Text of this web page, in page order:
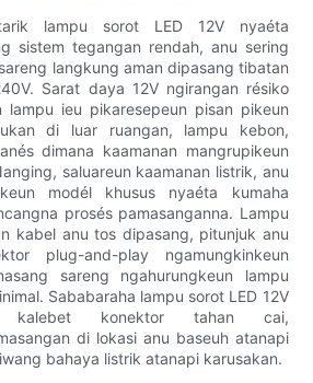
lampu sorot LED 12V nyaéta
sistem tegangan rendah, anu sering
langkung aman dipasang tibatan
Sarat daya 12V ngirangan résiko
lampu ieu pikaresepeun pisan pikeun
di luar ruangan, lampu kebon,
dimana kaamanan mangrupikeun
saluareun kaamanan listrik, anu
modél khusus nyaéta kumaha
prosés pamasanganna. Lampu
kabel anu tos dipasang, pitunjuk anu
plug-and-play ngamungkinkeun
sareng ngahurungkeun lampu
Sababaraha lampu sorot LED 12V
kalebet konektor tahan cai,
di lokasi anu baseuh atanapi
bahaya listrik atanapi karusakan.